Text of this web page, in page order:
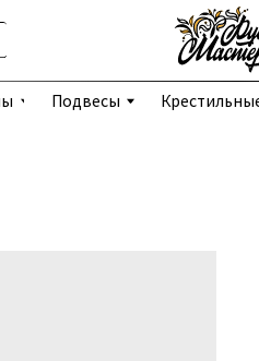
Подвесы Крестильные комплекты